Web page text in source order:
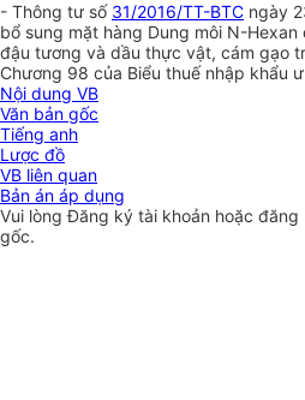
- Thông tư số 31/2016/TT-BTC ngày
bổ sung mặt hàng Dung môi N-Hexan
đậu tương và dầu thực vật, cám gạo
Chương 98 của Biểu thuế nhập khẩu
Nội dung VB
Văn bản gốc
Tiếng anh
Lược đồ
VB liên quan
Bản án áp dụng
Vui lòngĐăng ký tài khoản hoặc đăng
gốc.